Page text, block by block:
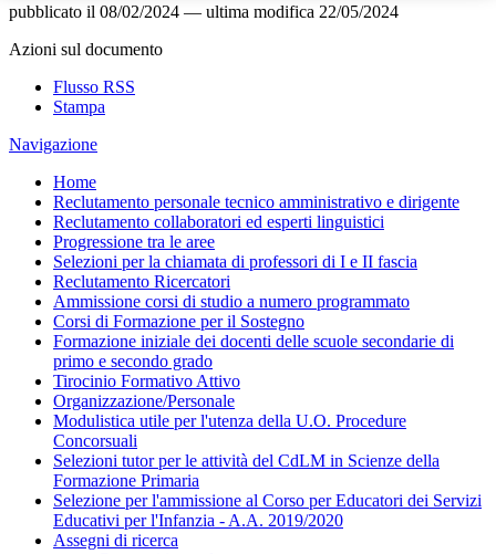
pubblicato il 08/02/2024 — ultima modifica 22/05/2024
Azioni sul documento
Flusso RSS
Stampa
Navigazione
Home
Reclutamento personale tecnico amministrativo e dirigente
Reclutamento collaboratori ed esperti linguistici
Progressione tra le aree
Selezioni per la chiamata di professori di I e II fascia
Reclutamento Ricercatori
Ammissione corsi di studio a numero programmato
Corsi di Formazione per il Sostegno
Formazione iniziale dei docenti delle scuole secondarie di
primo e secondo grado
Tirocinio Formativo Attivo
Organizzazione/Personale
Modulistica utile per l'utenza della U.O. Procedure
Concorsuali
Selezioni tutor per le attività del CdLM in Scienze della
Formazione Primaria
Selezione per l'ammissione al Corso per Educatori dei Servizi
Educativi per l'Infanzia - A.A. 2019/2020
Assegni di ricerca